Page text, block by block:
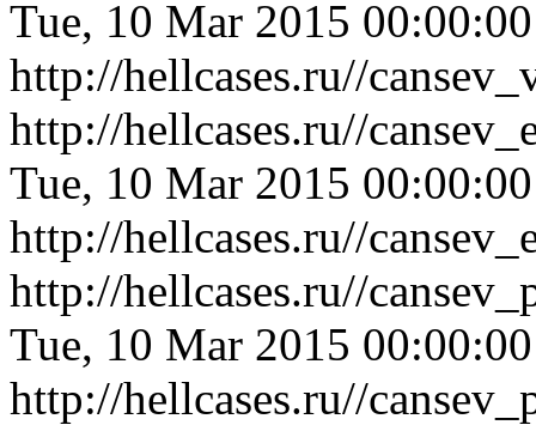
Tue, 10 Mar 2015
http://hellcases.ru//
http://hellcases.ru//
Tue, 10 Mar 2015
http://hellcases.ru//
http://hellcases.ru//
Tue, 10 Mar 2015
http://hellcases.ru//